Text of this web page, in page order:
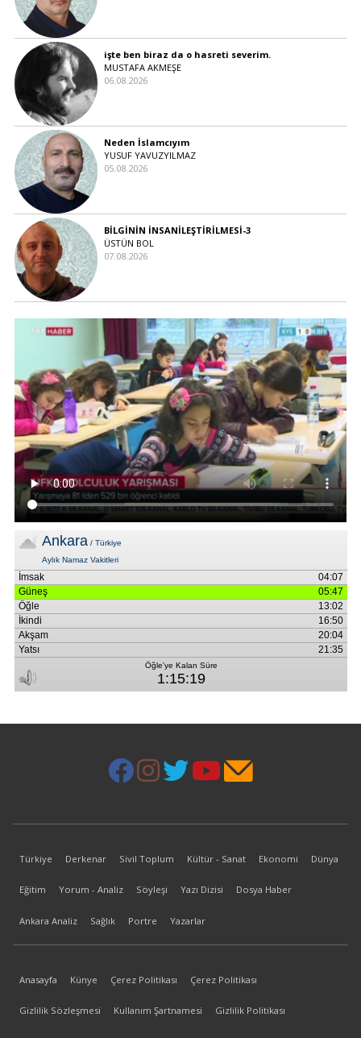
işte ben biraz da o hasreti severim.
MUSTAFA AKMEŞE
06.08.2026
Neden İslamcıyım
YUSUF YAVUZYILMAZ
05.08.2026
BİLGİNİN İNSANİLEŞTİRİLMESİ-3
ÜSTÜN BOL
07.08.2026
Türkiye Derkenar Sivil Toplum Kültür - Sanat Ekonomi Dünya
Eğitim Yorum - Analiz Söyleşi Yazı Dizisi Dosya Haber
Ankara Analiz Sağlık Portre Yazarlar
Anasayfa Künye Çerez Politikası Çerez Politikası
Gizlilik Sözleşmesi Kullanım Şartnamesi Gizlilik Politikası